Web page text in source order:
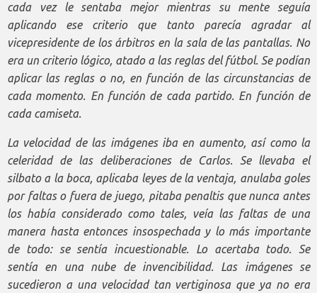
cada vez le sentaba mejor mientras su mente seguía
aplicando ese criterio que tanto parecía agradar al
vicepresidente de los árbitros en la sala de las pantallas. No
era un criterio lógico, atado a las reglas del fútbol. Se podían
aplicar las reglas o no, en función de las circunstancias de
cada momento. En función de cada partido. En función de
cada camiseta.
La velocidad de las imágenes iba en aumento, así como la
celeridad de las deliberaciones de Carlos. Se llevaba el
silbato a la boca, aplicaba leyes de la ventaja, anulaba goles
por faltas o fuera de juego, pitaba penaltis que nunca antes
los había considerado como tales, veía las faltas de una
manera hasta entonces insospechada y lo más importante
de todo: se sentía incuestionable. Lo acertaba todo. Se
sentía en una nube de invencibilidad. Las imágenes se
sucedieron a una velocidad tan vertiginosa que ya no era